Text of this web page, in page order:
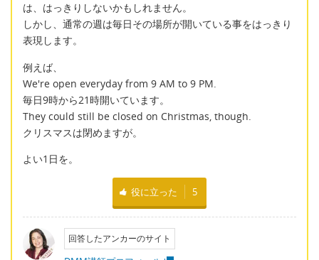
は、はっきりしないかもしれません。
しかし、通常の週は毎日その場所が開いている事をはっきり
表現します。
例えば、
We're open everyday from 9 AM to 9 PM.
毎日9時から21時開いています。
They could still be closed on Christmas, though.
クリスマスは閉めますが。
よい1日を。
役に立った 5
回答したアンカーのサイト